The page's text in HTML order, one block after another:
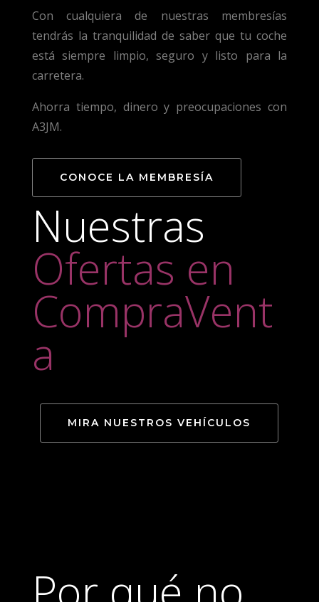
Con cualquiera de nuestras membresías
tendrás la tranquilidad de saber que tu coche
está siempre limpio, seguro y listo para la
carretera.
Ahorra tiempo, dinero y preocupaciones con
A3JM.
CONOCE LA MEMBRESÍA
Nuestras
Ofertas en
CompraVent
a
MIRA NUESTROS VEHÍCULOS